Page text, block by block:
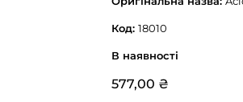
Код: 18010
В наявності
577,00 ₴